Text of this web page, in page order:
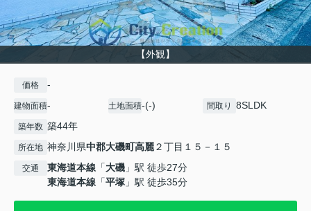
【外観】
価格 -
建物面積- 土地面積-(-) 間取り 8SLDK
築年数 築44年
所在地 神奈川県中郡大磯町高麗２丁目１５－１５
交通 東海道本線 「大磯 」駅 徒歩27分
東海道本線 「平塚 」駅 徒歩35分